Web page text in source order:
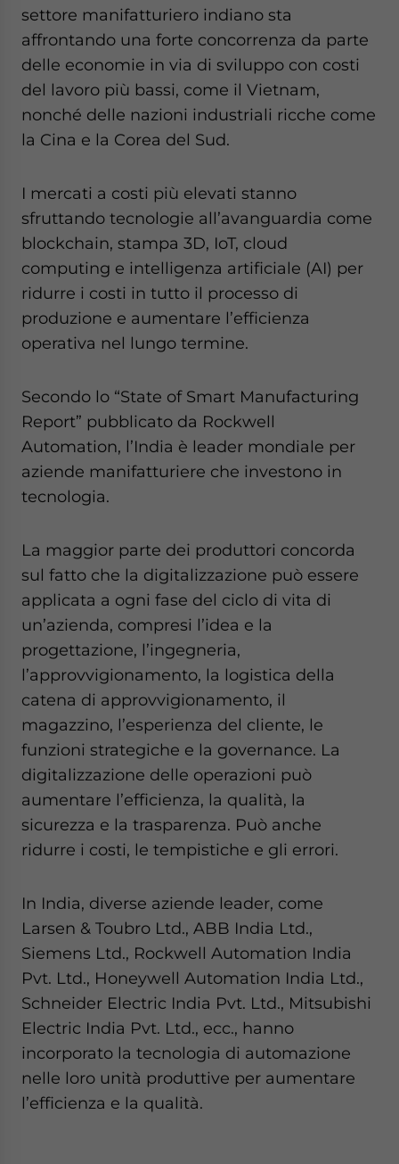
settore manifatturiero indiano sta
affrontando una forte concorrenza da parte
delle economie in via di sviluppo con costi
del lavoro più bassi, come il Vietnam,
nonché delle nazioni industriali ricche come
la Cina e la Corea del Sud.
I mercati a costi più elevati stanno
sfruttando tecnologie all’avanguardia come
blockchain, stampa 3D, IoT, cloud
computing e intelligenza artificiale (AI) per
ridurre i costi in tutto il processo di
produzione e aumentare l’efficienza
operativa nel lungo termine.
Secondo lo “State of Smart Manufacturing
Report” pubblicato da Rockwell
Automation, l’India è leader mondiale per
aziende manifatturiere che investono in
tecnologia.
La maggior parte dei produttori concorda
sul fatto che la digitalizzazione può essere
applicata a ogni fase del ciclo di vita di
un’azienda, compresi l’idea e la
progettazione, l’ingegneria,
l’approvvigionamento, la logistica della
catena di approvvigionamento, il
magazzino, l’esperienza del cliente, le
funzioni strategiche e la governance. La
digitalizzazione delle operazioni può
aumentare l’efficienza, la qualità, la
sicurezza e la trasparenza. Può anche
ridurre i costi, le tempistiche e gli errori.
In India, diverse aziende leader, come
Larsen & Toubro Ltd., ABB India Ltd.,
Siemens Ltd., Rockwell Automation India
Pvt. Ltd., Honeywell Automation India Ltd.,
Schneider Electric India Pvt. Ltd., Mitsubishi
Electric India Pvt. Ltd., ecc., hanno
incorporato la tecnologia di automazione
nelle loro unità produttive per aumentare
l’efficienza e la qualità.